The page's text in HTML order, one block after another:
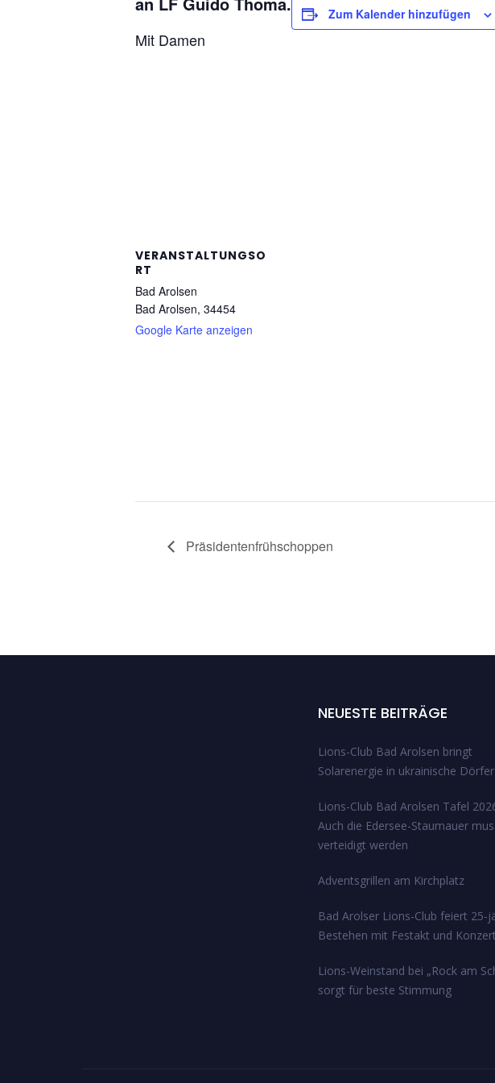
Mit Damen
Zum Kalender hinzufügen
VERANSTALTUNGSO
RT
Bad Arolsen
Bad Arolsen, 34454
Google Karte anzeigen
Präsidentenfrühschoppen
NEUESTE BEITRÄGE
Lions-Club Bad Arolsen bringt
Solarenergie in ukrainische Dörfer
Lions-Club Bad Arolsen Tafel
Auch die Edersee-Staumauer
verteidigt werden
Adventsgrillen am Kirchplatz
Bad Arolser Lions-Club feiert 25-
Bestehen mit Festakt und Konzert
Lions-Weinstand bei „Rock am
sorgt für beste Stimmung